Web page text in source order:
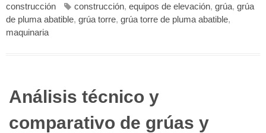
construcción
construcción, equipos de elevación, grúa, grúa
de pluma abatible, grúa torre, grúa torre de pluma abatible,
maquinaria
Análisis técnico y
comparativo de grúas y